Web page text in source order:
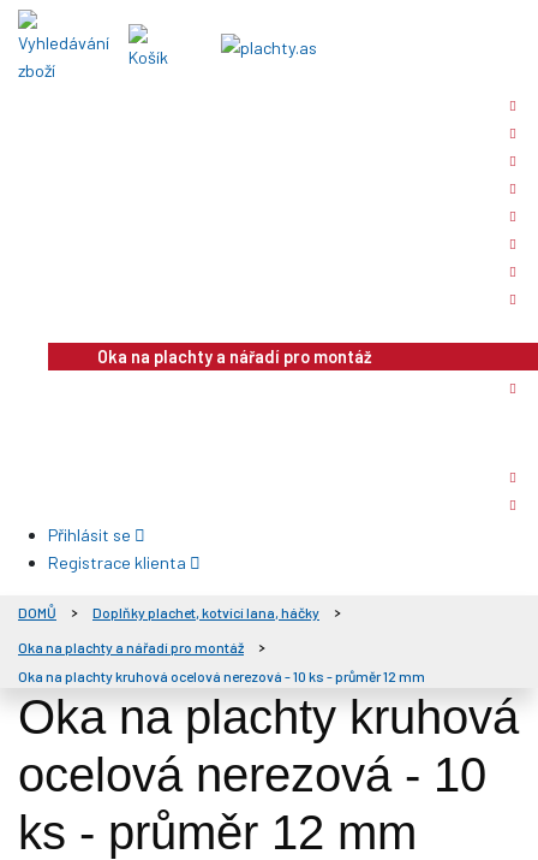
Oka na plachty a nářadí pro montáž
Přihlásit se
Registrace klienta
DOMŮ Doplňky plachet, kotvící lana, háčky
Oka na plachty a nářadí pro montáž
Oka na plachty kruhová ocelová nerezová - 10 ks - průměr 12 mm
Oka na plachty kruhová
ocelová nerezová - 10
ks - průměr 12 mm